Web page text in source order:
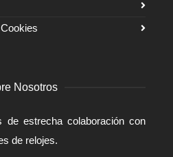
Nosotros
de estrecha colaboración con
de relojes.